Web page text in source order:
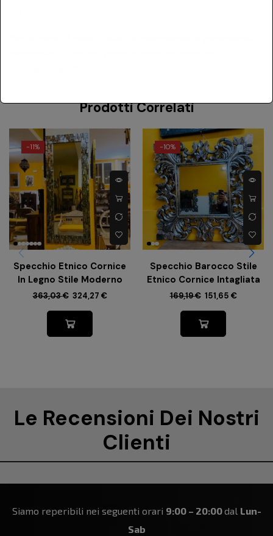
Prodotti Correlati
-11%
Specchio Etnico Cornice
In Legno Stile Moderno
363,03€ 324,27 €
-10%
Specchio Barocco Stile
Etnico Cornice Intagliata
169,19€ 151,65 €
Le Recensioni Dei Nostri
Clienti
Siamo reperibili nei seguenti orari 9:00 – 20:00dal Lun-
Sab